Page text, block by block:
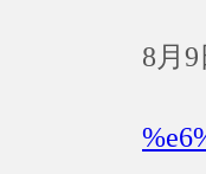
8月